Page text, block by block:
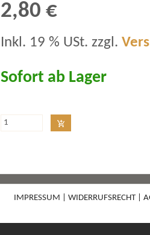
2,80 €
Inkl. 19 % USt. zzgl.
Sofort ab Lager
IMPRESSUM WIDERRUFSRECHT|